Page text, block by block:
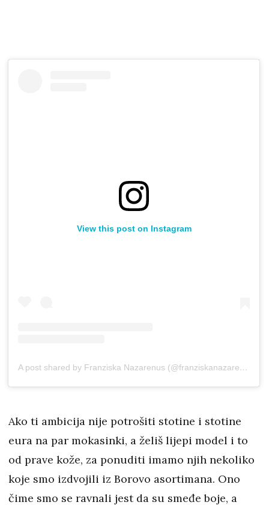
View this post on Instagram
A post shared by Franziska Nazarenus (@franziskanazarenus)
Ako ti ambicija nije potrošiti stotine i stotine
eura na par mokasinki, a želiš lijepi model i to
od prave kože, za ponuditi imamo njih nekoliko
koje smo izdvojili iz Borovo asortimana. Ono
čime smo se ravnali jest da su smeđe boje, a